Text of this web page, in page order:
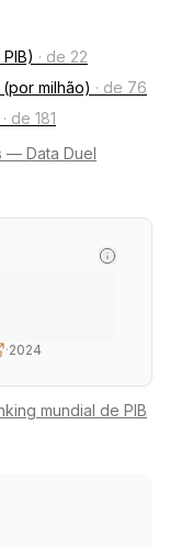
· de 22
milhão) · de 76
· de 181
— Data Duel
·2024
mundial de PIB